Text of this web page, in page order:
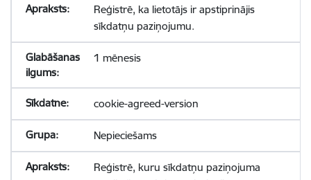
Reģistrē, ka lietotājs ir apstiprinājis
sīkdatņu paziņojumu.
1 mēnesis
cookie-agreed-version
Nepieciešams
Reģistrē, kuru sīkdatņu paziņojuma